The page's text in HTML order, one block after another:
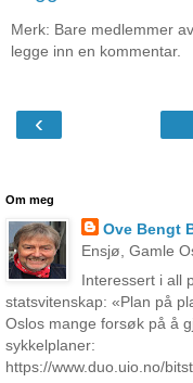
Merk: Bare medlemmer
legge inn en kommentar.
‹
Om meg
Ove Bengt
Ensjø, Gamle
Interessert i all
statsvitenskap: «Plan på
Oslos mange forsøk på å
sykkelplaner:
https://www.duo.uio.no/